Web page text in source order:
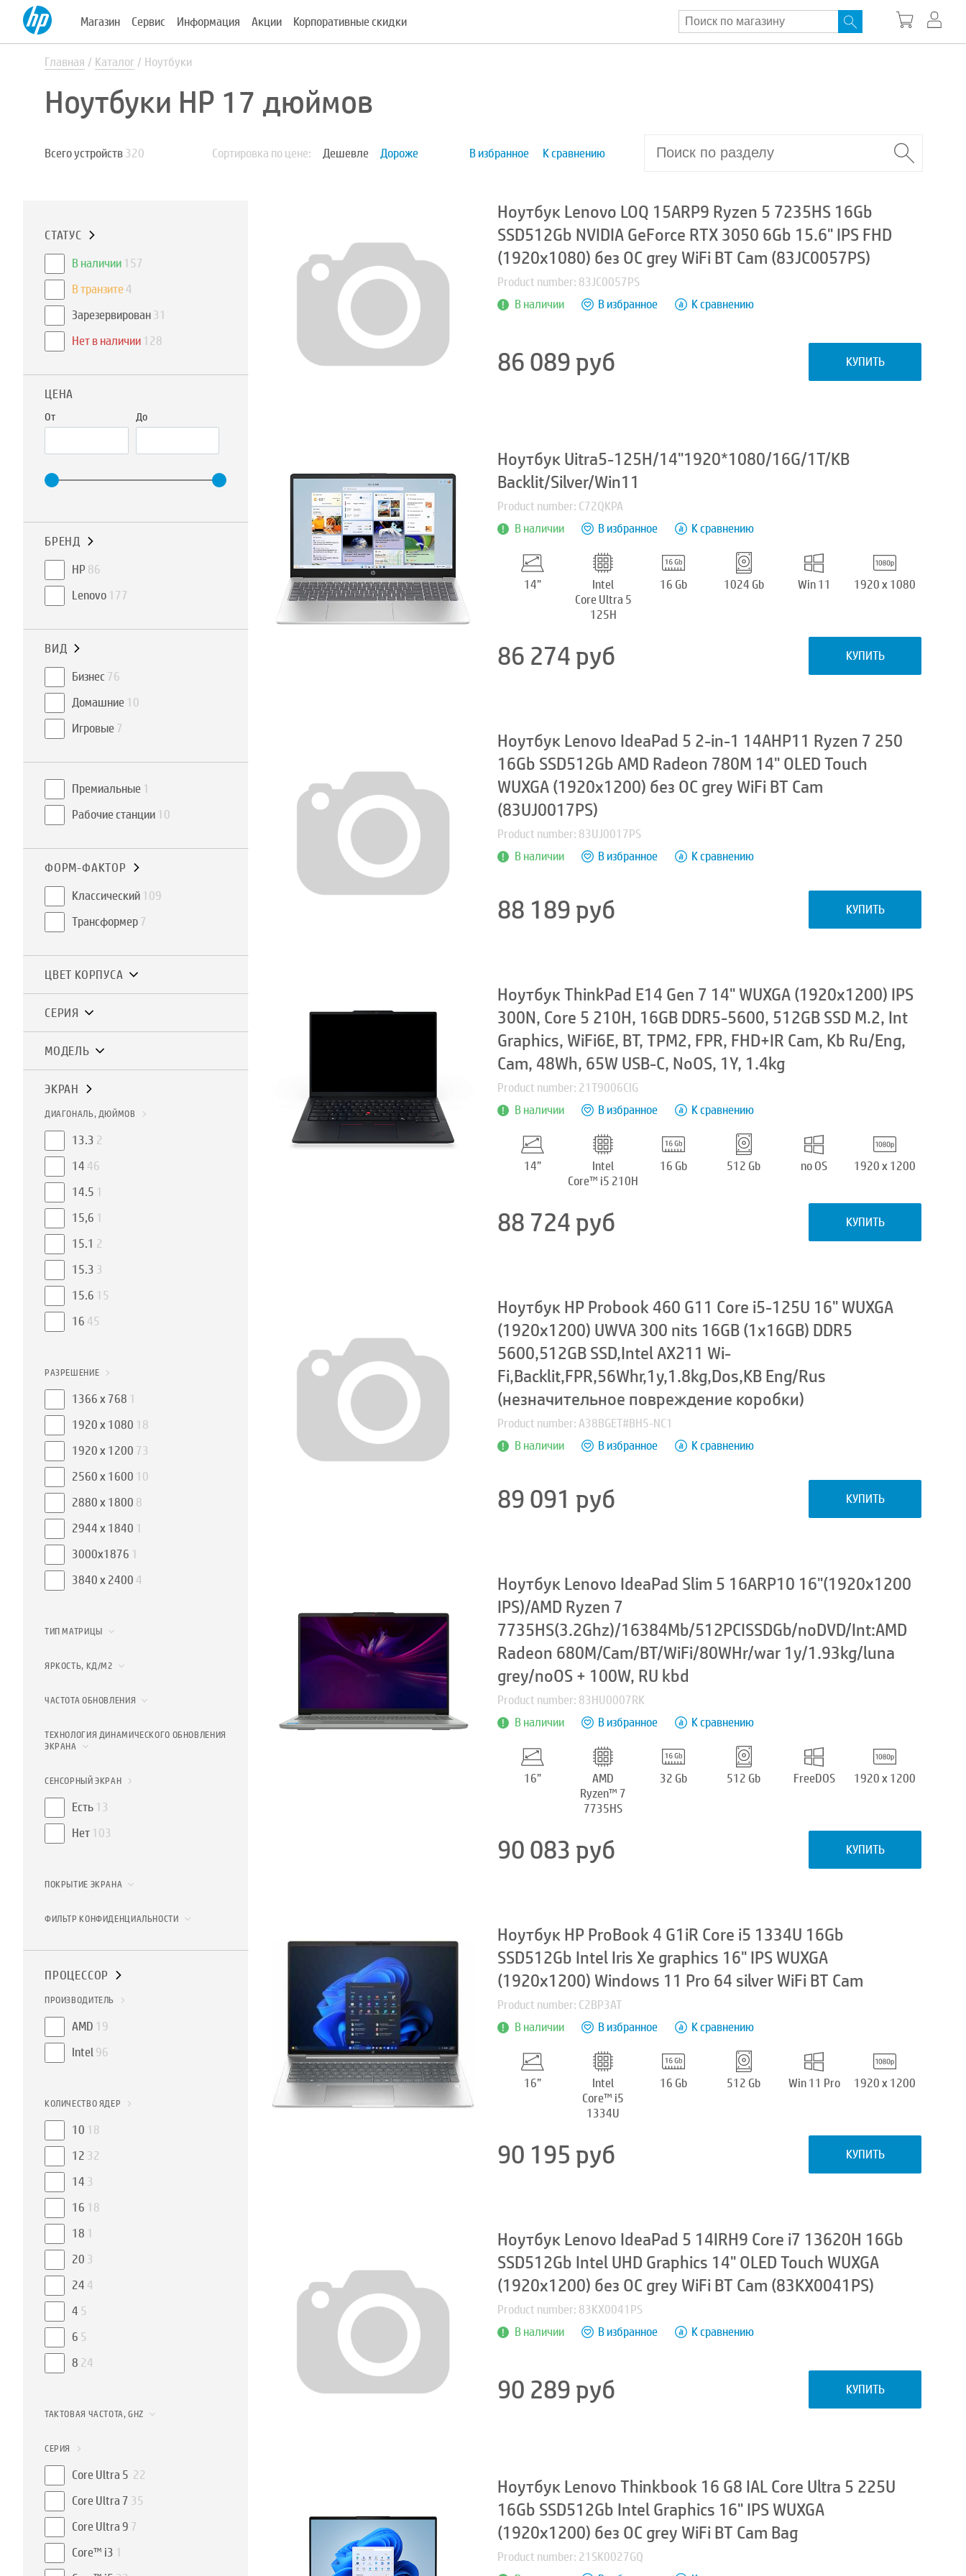
Магазин Сервис Информация Акции Корпоративные скидки
Главная Каталог Ноутбуки
Ноутбуки HP 17 дюймов
Всего устройств320 Сортировка по цене: Дешевле Дороже В избранное К сравнению
СТАТУС
В наличии157
В транзите4
Зарезервирован31
Нет в наличии128
ЦЕНА
От До
БРЕНД
HP 86
Lenovo177
ВИД
Бизнес 76
Домашние10
Игровые7
Премиальные1
Рабочие станции10
ФОРМ-ФАКТОР
Классический109
Трансформер7
ЦВЕТ КОРПУСА
СЕРИЯ
МОДЕЛЬ
ЭКРАН
ДИАГОНАЛЬ, ДЮЙМОВ
13.3 2
14 46
14.5 1
15,6 1
15.1 2
15.3 3
15.6 15
16 45
РАЗРЕШЕНИЕ
1366 x 768 1
1920 x 1080 18
1920 x 1200 73
2560 x 1600 10
2880 x 1800 8
2944 x 1840 1
3000x1876 1
3840 x 2400 4
ТИП МАТРИЦЫ
ЯРКОСТЬ, КД/М2
ЧАСТОТА ОБНОВЛЕНИЯ
ТЕХНОЛОГИЯ ДИНАМИЧЕСКОГО ОБНОВЛЕНИЯ
ЭКРАНА
СЕНСОРНЫЙ ЭКРАН
Есть13
Нет103
ПОКРЫТИЕ ЭКРАНА
ФИЛЬТР КОНФИДЕНЦИАЛЬНОСТИ
ПРОЦЕССОР
ПРОИЗВОДИТЕЛЬ
AMD 19
Intel96
КОЛИЧЕСТВО ЯДЕР
10 18
12 32
14 3
16 18
18 1
20 3
24 4
4 5
6 5
8 24
ТАКТОВАЯ ЧАСТОТА, GHZ
СЕРИЯ
Core Ultra 5 22
Core Ultra 7 35
Core Ultra 9 7
Core™ i3 1
Ноутбук Lenovo LOQ 15ARP9 Ryzen 5 7235HS 16Gb
SSD512Gb NVIDIA GeForce RTX 3050 6Gb 15.6" IPS FHD
(1920x1080) без ОС grey WiFi BT Cam (83JC0057PS)
Product number: 83JC0057PS
В наличии
В избранное К сравнению
86 089руб КУПИТЬ
Ноутбук Uitra5-125H/14"1920*1080/16G/1T/KB
Backlit/Silver/Win11
Product number: C72QKPA
В наличии
В избранное К сравнению
14”
Intel
Core Ultra 5
125H
16 Gb 1024 Gb Win 11 1920 x 1080
86 274руб КУПИТЬ
Ноутбук Lenovo IdeaPad 5 2-in-1 14AHP11 Ryzen 7 250
16Gb SSD512Gb AMD Radeon 780M 14" OLED Touch
WUXGA (1920x1200) без ОС grey WiFi BT Cam
(83UJ0017PS)
Product number: 83UJ0017PS
В наличии
В избранное К сравнению
88 189руб КУПИТЬ
Ноутбук ThinkPad E14 Gen 7 14" WUXGA (1920x1200) IPS
300N, Core 5 210H, 16GB DDR5-5600, 512GB SSD M.2, Int
Graphics, WiFi6E, BT, TPM2, FPR, FHD+IR Cam, Kb Ru/Eng,
Cam, 48Wh, 65W USB-C, NoOS, 1Y, 1.4kg
Product number: 21T9006CIG
В наличии
В избранное К сравнению
14”
Intel
Core™ i5 210H
16 Gb 512 Gb no OS 1920 x 1200
88 724руб КУПИТЬ
Ноутбук HP Probook 460 G11 Core i5-125U 16" WUXGA
(1920x1200) UWVA 300 nits 16GB (1x16GB) DDR5
5600,512GB SSD,Intel AX211 Wi-
Fi,Backlit,FPR,56Whr,1y,1.8kg,Dos,KB Eng/Rus
(незначительное повреждение коробки)
Product number: A38BGET#BH5-NC1
В наличии
В избранное К сравнению
89 091 руб КУПИТЬ
Ноутбук Lenovo IdeaPad Slim 5 16ARP10 16"(1920x1200
IPS)/AMD Ryzen 7
7735HS(3.2Ghz)/16384Mb/512PCISSDGb/noDVD/Int:AMD
Radeon 680M/Cam/BT/WiFi/80WHr/war 1y/1.93kg/luna
grey/noOS + 100W, RU kbd
Product number: 83HU0007RK
В наличии
В избранное К сравнению
16”
AMD
Ryzen™ 7
7735HS
32 Gb 512 Gb FreeDOS 1920 x 1200
90 083 руб КУПИТЬ
Ноутбук HP ProBook 4 G1iR Core i5 1334U 16Gb
SSD512Gb Intel Iris Xe graphics 16" IPS WUXGA
(1920x1200) Windows 11 Pro 64 silver WiFi BT Cam
Product number: C2BP3AT
В наличии
В избранное К сравнению
16”
Intel
Core™ i5
1334U
16 Gb 512 Gb Win 11 Pro 1920 x 1200
90 195 руб КУПИТЬ
Ноутбук Lenovo IdeaPad 5 14IRH9 Core i7 13620H 16Gb
SSD512Gb Intel UHD Graphics 14" OLED Touch WUXGA
(1920x1200) без ОС grey WiFi BT Cam (83KX0041PS)
Product number: 83KX0041PS
В наличии
В избранное К сравнению
90 289руб КУПИТЬ
Ноутбук Lenovo Thinkbook 16 G8 IAL Core Ultra 5 225U
16Gb SSD512Gb Intel Graphics 16" IPS WUXGA
(1920x1200) без ОС grey WiFi BT Cam Bag
Product number: 21SK0027GQ